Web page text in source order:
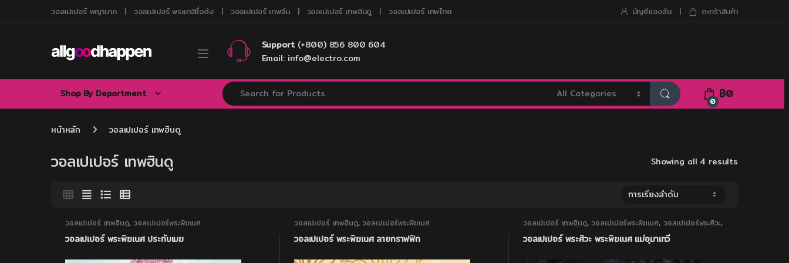
Skip to navigationวอลเปเปอร์ พญานาค วอลเปเปอร์ พระเกจิชื่อดัง วอลเปเปอร์ เทพจีน วอลเปเปอร์ เทพฮินดู วอลเปเปอร์ เทพไทย บัญชีของฉัน ตะกร้าสินค้า
Support(+800) 856 800 604
Email: info@electro.com
Shop By Department
Search for:
0
฿0
หน้าหลัก วอลเปเปอร์ เทพฮินดู
วอลเปเปอร์ เทพฮินดู Showing all 4 results
วอลเปเปอร์ เทพฮินดู, วอลเปเปอร์พระพิฆเนศ
วอลเปเปอร์ พระพิฆเนศ ประทับเมฆ
วอลเปเปอร์ เทพฮินดู, วอลเปเปอร์พระพิฆเนศ
วอลเปเปอร์ พระพิฆเนศ ลายกราฟฟิก
วอลเปเปอร์ เทพฮินดู, วอลเปเปอร์พระพิฆเนศ, วอลเปเปอร์พระศิวะ,
วอลเปเปอร์พระแม่ลักษมี
วอลเปเปอร์ พระศิวะ พระพิฆเนศ แม่อุมาเทวี